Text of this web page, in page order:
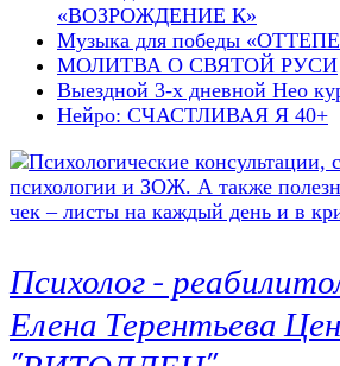
«ВОЗРОЖДЕНИЕ К»
Музыка для победы
МОЛИТВА О СВЯТОЙ РУСИ
Выездной 3-х дневной Нео
Нейро: СЧАСТЛИВАЯ Я 40+
Психолог –
Елена Терентьева